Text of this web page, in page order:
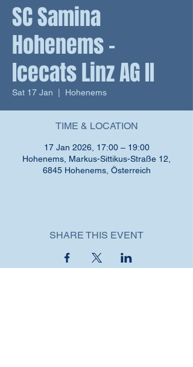
SC Samina
Hohenems -
Icecats Linz AG II
Sat 17 Jan Hohenems
TIME & LOCATION
17 Jan 2026, 17:00 – 19:00
Hohenems, Markus-Sittikus-Straße 12,
6845 Hohenems, Österreich
SHARE THIS EVENT